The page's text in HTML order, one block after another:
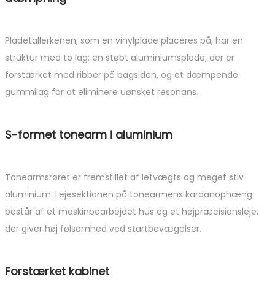
Pladetallerkenen, som en vinylplade placeres på, har en
struktur med to lag: en støbt aluminiumsplade, der er
forstærket med ribber på bagsiden, og et dæmpende
gummilag for at eliminere uønsket resonans.
S-formet tonearm i aluminium
Tonearmsrøret er fremstillet af letvægts og meget stiv
aluminium. Lejesektionen på tonearmens kardanophæng
består af et maskinbearbejdet hus og et højpræcisionsleje,
der giver høj følsomhed ved startbevægelser.
Forstærket kabinet